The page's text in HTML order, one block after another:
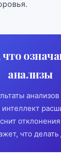
что
анализы
интеллект
что